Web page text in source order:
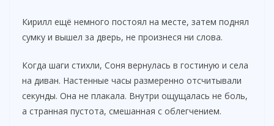
Кирилл ещё немного постоял на месте, затем поднял
сумку и вышел за дверь, не произнеся ни слова.
Когда шаги стихли, Соня вернулась в гостиную и села
на диван. Настенные часы размеренно отсчитывали
секунды. Она не плакала. Внутри ощущалась не боль,
а странная пустота, смешанная с облегчением.